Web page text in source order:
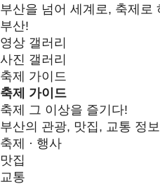
부산을 넘어 세계로, 축제로
부산!
영상 갤러리
사진 갤러리
축제 가이드
축제 가이드
축제 그 이상을 즐기다!
부산의 관광, 맛집, 교통 정
축제 · 행사
맛집
교통